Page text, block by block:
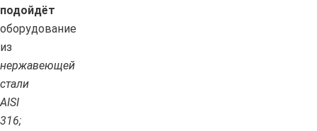
подойдёт
оборудование
из
нержавеющей
стали
AISI
316;